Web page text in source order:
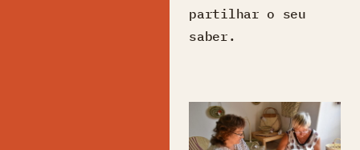
partilhar o seu
saber.